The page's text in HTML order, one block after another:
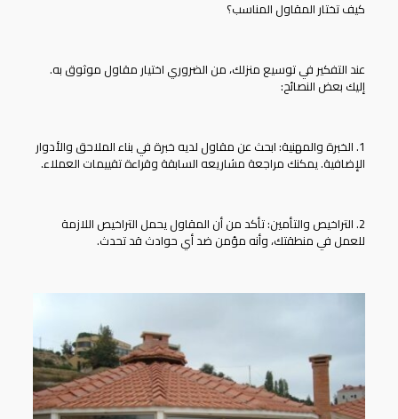
كيف تختار المقاول المناسب؟
عند التفكير في توسيع منزلك، من الضروري اختيار مقاول موثوق به.
إليك بعض النصائح:
1. الخبرة والمهنية: ابحث عن مقاول لديه خبرة في بناء الملاحق والأدوار
الإضافية. يمكنك مراجعة مشاريعه السابقة وقراءة تقييمات العملاء.
2. التراخيص والتأمين: تأكد من أن المقاول يحمل التراخيص اللازمة
للعمل في منطقتك، وأنه مؤمن ضد أي حوادث قد تحدث.